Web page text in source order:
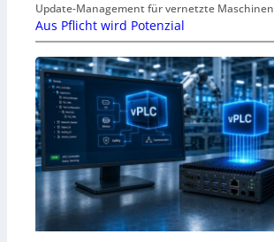
Update-Management für vernetzte Maschinen
Aus Pflicht wird Potenzial